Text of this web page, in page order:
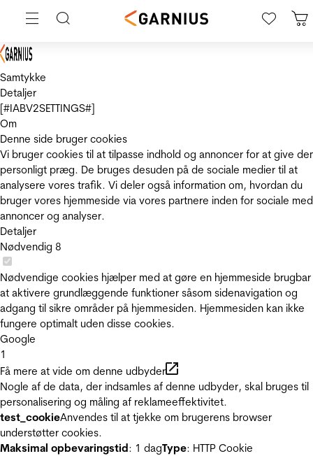
Samtykke
Detaljer
[#IABV2SETTINGS#]
Om
Denne side bruger cookies
Vi bruger cookies til at tilpasse indhold og annoncer for at give
personligt præg. De bruges desuden på de sociale medier til at
analysere vores trafik. Vi deler også information om, hvordan du
bruger vores hjemmeside via vores partnere inden for sociale
annoncer og analyser.
Detaljer
Nødvendig 8
Nødvendige cookies hjælper med at gøre en hjemmeside
at aktivere grundlæggende funktioner såsom sidenavigation og
adgang til sikre områder på hjemmesiden. Hjemmesiden kan ikke
fungere optimalt uden disse cookies.
Google
1
Få mere at vide om denne udbyder
Nogle af de data, der indsamles af denne udbyder, skal bruges til
personalisering og måling af reklameeffektivitet.
test_cookieAnvendes til at tjekke om brugerens browser
understøtter cookies.
Maksimal opbevaringstid: 1 dagType: HTTP Cookie